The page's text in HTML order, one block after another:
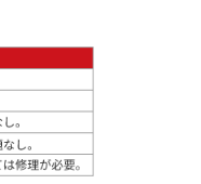
ヴィンテージ